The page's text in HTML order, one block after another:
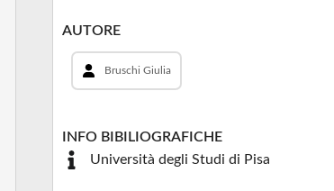
AUTORE
Bruschi Giulia
INFO BIBILIOGRAFICHE
Università degli Studi di Pisa